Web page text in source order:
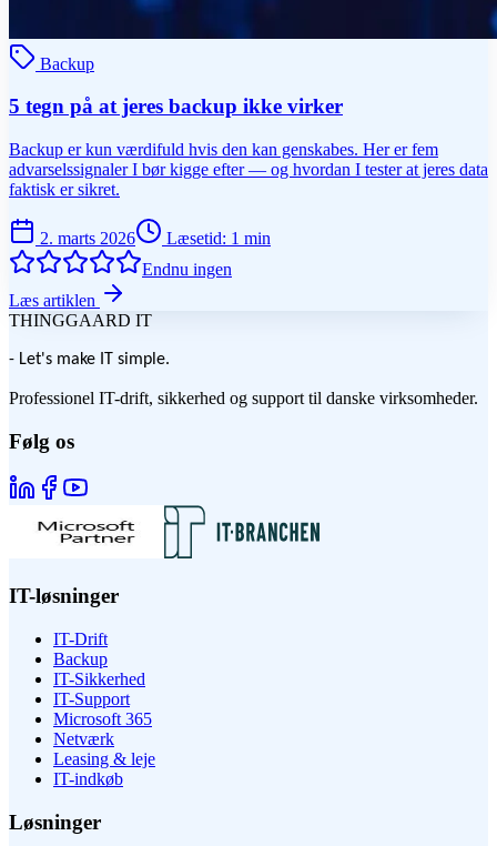
Backup
5 tegn på at jeres backup ikke virker
Backup er kun værdifuld hvis den kan genskabes. Her er fem
advarselssignaler I bør kigge efter — og hvordan I tester at jeres data
faktisk er sikret.
2. marts 2026 Læsetid: 1 min
Endnu ingen
Læs artiklen
THINGGAARD IT
- Let's make IT simple.
Professionel IT-drift, sikkerhed og support til danske virksomheder.
Følg os
IT-løsninger
IT-Drift
Backup
IT-Sikkerhed
IT-Support
Microsoft 365
Netværk
Leasing & leje
IT-indkøb
Løsninger